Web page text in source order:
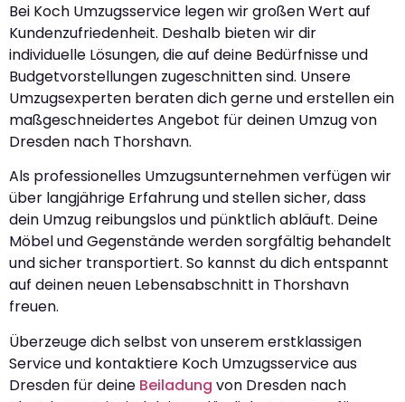
Bei Koch Umzugsservice legen wir großen Wert auf
Kundenzufriedenheit. Deshalb bieten wir dir
individuelle Lösungen, die auf deine Bedürfnisse und
Budgetvorstellungen zugeschnitten sind. Unsere
Umzugsexperten beraten dich gerne und erstellen ein
maßgeschneidertes Angebot für deinen Umzug von
Dresden nach Thorshavn.
Als professionelles Umzugsunternehmen verfügen wir
über langjährige Erfahrung und stellen sicher, dass
dein Umzug reibungslos und pünktlich abläuft. Deine
Möbel und Gegenstände werden sorgfältig behandelt
und sicher transportiert. So kannst du dich entspannt
auf deinen neuen Lebensabschnitt in Thorshavn
freuen.
Überzeuge dich selbst von unserem erstklassigen
Service und kontaktiere Koch Umzugsservice aus
Dresden für deine Beiladung von Dresden nach